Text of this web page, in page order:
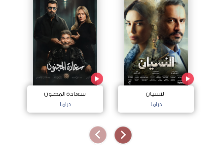
النسيان
دراما
سعادة المجنون
دراما